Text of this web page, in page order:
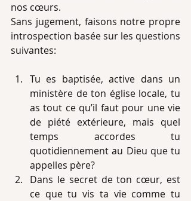
nos cœurs.
Sans jugement, faisons notre propre
introspection basée sur les questions
suivantes:
Tu es baptisée, active dans un
ministère de ton église locale, tu
as tout ce qu’il faut pour une vie
de piété extérieure, mais quel
temps accordes tu
quotidiennement au Dieu que tu
appelles père?
Dans le secret de ton cœur, est
ce que tu vis ta vie comme tu